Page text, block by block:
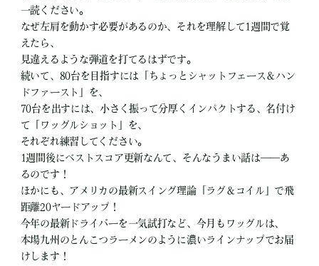
一読ください。
なぜ左肩を動かす必要があるのか、それを理解して1週間で覚
えたら、
見違えるような弾道を打てるはずです。
続いて、80台を目指すには「ちょっとシャットフェース＆ハン
ドファースト」を、
70台を出すには、小さく振って分厚くインパクトする、名付け
て「ワッグルショット」を、
それぞれ練習してください。
1週間後にベストスコア更新なんて、そんなうまい話は――あ
るのです！
ほかにも、アメリカの最新スイング理論「ラグ＆コイル」で飛
距離20ヤードアップ！
今年の最新ドライバーを一気試打など、今月もワッグルは、
本場九州のとんこつラーメンのように濃いラインナップでお届
けします！